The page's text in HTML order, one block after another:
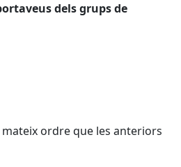
dels grups de
mateix ordre que les anteriors